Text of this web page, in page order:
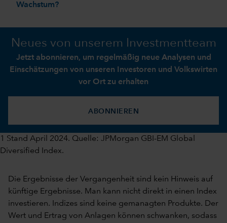
Wachstum?
Neues von unserem Investmentteam
Jetzt abonnieren, um regelmäßig neue Analysen und
Einschätzungen von unseren Investoren und Volkswirten
vor Ort zu erhalten
ABONNIEREN
1 Stand April 2024. Quelle: JPMorgan GBI-EM Global
Diversified Index.
Die Ergebnisse der Vergangenheit sind kein Hinweis auf
künftige Ergebnisse. Man kann nicht direkt in einen Index
investieren. Indizes sind keine gemanagten Produkte. Der
Wert und Ertrag von Anlagen können schwanken, sodass